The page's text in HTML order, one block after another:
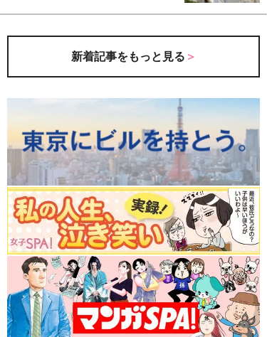
新着記事をもっと見る